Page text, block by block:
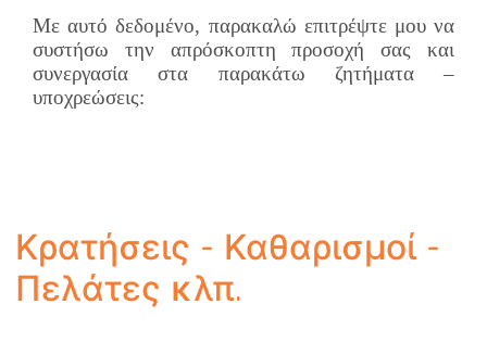
Με αυτό δεδομένο, παρακαλώ επιτρέψτε μου να
συστήσω την απρόσκοπτη προσοχή σας και
συνεργασία στα παρακάτω ζητήματα –
υποχρεώσεις:
Κρατήσεις - Καθαρισμοί -
Πελάτες κλπ.